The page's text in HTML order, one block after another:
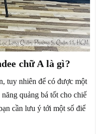
chữ A là gì?
tuy nhiên để có được một
quảng bá tốt cho chiế
cần lưu ý tới một số điể